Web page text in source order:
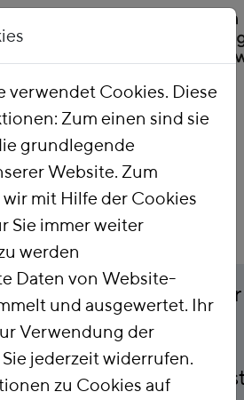
Nachfolgeregelung
Spitzenausgleich:
verwendet Cookies. Diese
Zum einen sind sie
grundlegende
Website. Zum
mit Hilfe der Cookies
Sie immer weiter
werden
Daten von Website-
und ausgewertet. Ihr
Verwendung der
jederzeit widerrufen.
zu Cookies auf